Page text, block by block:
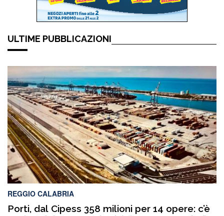
ULTIME PUBBLICAZIONI
REGGIO CALABRIA
Porti, dal Cipess 358 milioni per 14 opere: c’è